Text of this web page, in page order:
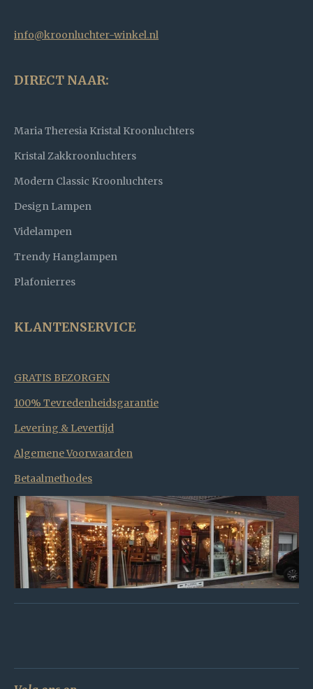
info@kroonluchter-winkel.nl
DIRECT NAAR:
Maria Theresia Kristal Kroonluchters
Kristal Zakkroonluchters
Modern Classic Kroonluchters
Design Lampen
Videlampen
Trendy Hanglampen
Plafonierres
KLANTENSERVICE
GRATIS BEZORGEN
100% Tevredenheidsgarantie
Levering & Levertijd
Algemene Voorwaarden
Betaalmethodes